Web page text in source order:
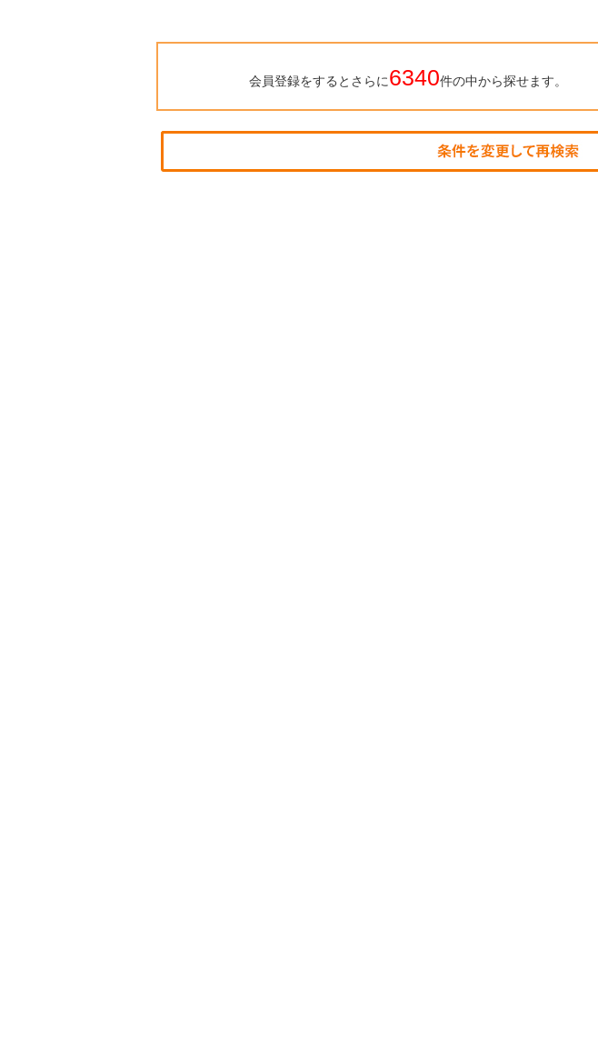
会員登録をするとさらに6340件の中から探せます。